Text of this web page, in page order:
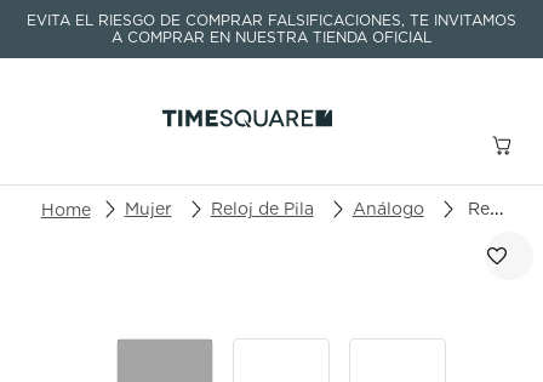
EVITA EL RIESGO DE COMPRAR FALSIFICACIONES, TE INVITAMOS
A COMPRAR EN NUESTRA TIENDA OFICIAL
Buscar un producto o artículo
Mujer Reloj de Pila Análogo Reloj Mido Baroncelli Donna M022.210.11.046.00
TÉRMINOS MÁS BUSCADOS